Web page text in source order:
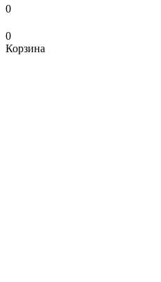
0
0
Корзина